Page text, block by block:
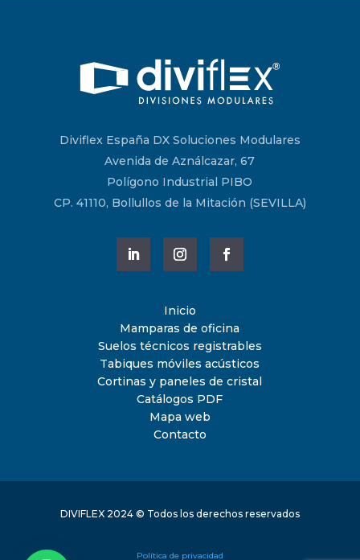
Diviflex España DX Soluciones Modulares
Avenida de Aználcazar, 67
Polígono Industrial PIBO
CP. 41110, Bollullos de la Mitación (SEVILLA)
Inicio
Mamparas de oficina
Suelos técnicos registrables
Tabiques móviles acústicos
Cortinas y paneles de cristal
Catálogos PDF
Mapa web
Contacto
DIVIFLEX 2024 © Todos los derechos reservados
Política de privacidad